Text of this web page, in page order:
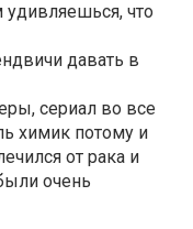
что
давать в
сериал во все
химик потому и
от рака и
очень